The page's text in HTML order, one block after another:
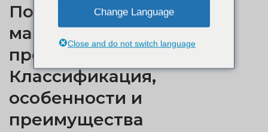
Понимание 5G-
маршрутизаторов
промышленного класса:
Классификация,
особенности и
преимущества
Change Language
Close and do not switch language